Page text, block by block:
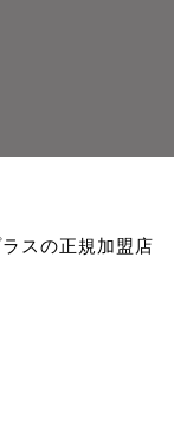
スの正規加盟店